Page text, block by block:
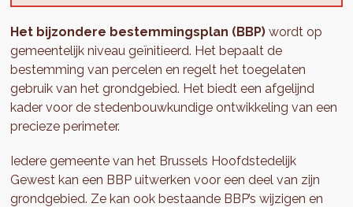
Het bijzondere bestemmingsplan (BBP) wordt op
gemeentelijk niveau geïnitieerd. Het bepaalt de
bestemming van percelen en regelt het toegelaten
gebruik van het grondgebied. Het biedt een afgelijnd
kader voor de stedenbouwkundige ontwikkeling van een
precieze perimeter.
Iedere gemeente van het Brussels Hoofdstedelijk
Gewest kan een BBP uitwerken voor een deel van zijn
grondgebied. Ze kan ook bestaande BBP’s wijzigen en